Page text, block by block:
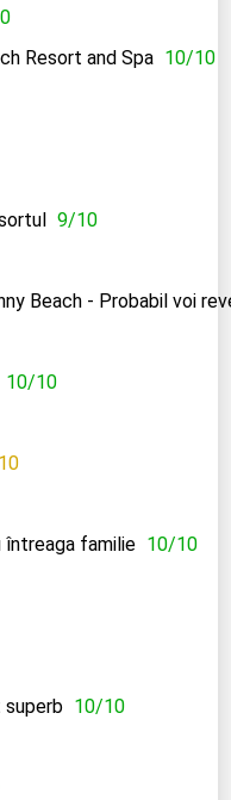
Resort and Spa 10/10
9/10
Beach - Probabil voi
10/10
familie 10/10
superb 10/10